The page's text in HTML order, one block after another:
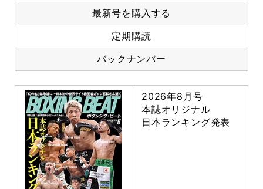
最新号を購入する
定期購読
バックナンバー
2026年8月号
本誌オリジナル
日本ランキング発表